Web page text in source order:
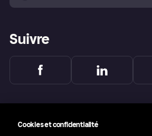
Suivre
Cookies et confidentialité